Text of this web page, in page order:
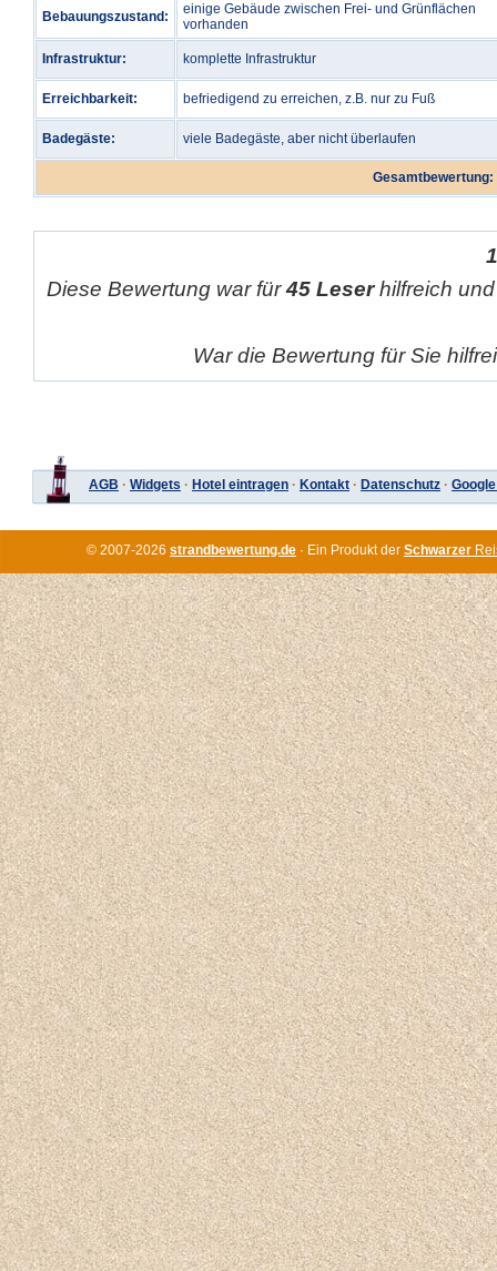
Bebauungszustand:
einige Gebäude zwischen Frei- und Grünflächen
vorhanden
Infrastruktur: komplette Infrastruktur
Erreichbarkeit: befriedigend zu erreichen, z.B. nur zu Fuß
Badegäste: viele Badegäste, aber nicht überlaufen
Gesamtbewertung:
Diese Bewertung war für45 Leserhilfreich
War die Bewertung für Sie
AGB · Widgets · Hotel eintragen · Kontakt · Datenschutz ·
© 2007-2026 strandbewertung.de · Ein Produkt der Schwarzer